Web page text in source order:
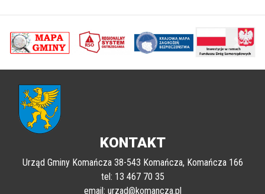
poprzednii
KONTAKT
Urząd Gminy Komańcza 38-543 Komańcza, Komańcza 166
tel: 13 467 70 35